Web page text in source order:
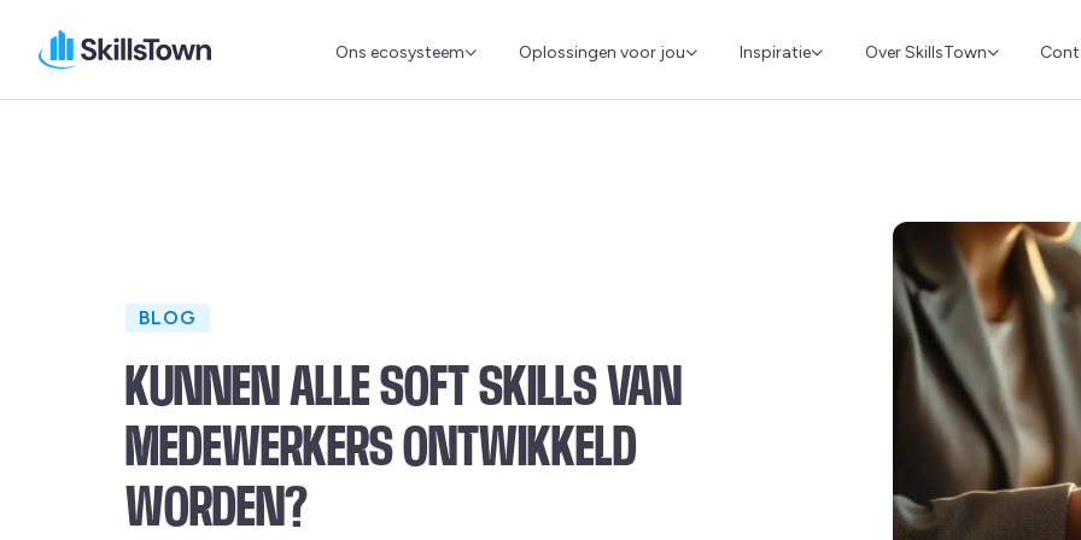
Ons ecosysteem Oplossingen voor jou Inspiratie Over SkillsTown
BLOG
KUNNEN ALLE SOFT SKILLS VAN
MEDEWERKERS ONTWIKKELD
WORDEN?